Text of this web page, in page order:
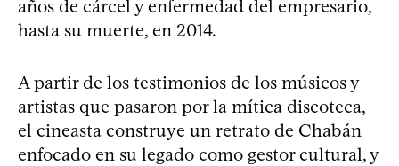
años de cárcel y enfermedad del empresario,
hasta su muerte, en 2014.
A partir de los testimonios de los músicos y
artistas que pasaron por la mítica discoteca,
el cineasta construye un retrato de Chabán
enfocado en su legado como gestor cultural, y